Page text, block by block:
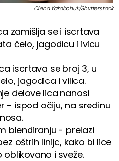
Olena Yakobchuk/Shutterstock
zamišlja se i iscrtava
čelo, jagodicu i ivicu
iscrtava se broj 3, u
jagodica i vilica.
delove lica nanosi
- ispod očiju, na sredinu
blendiranju - prelazi
oštrih linija, kako bi lice
i sveže.